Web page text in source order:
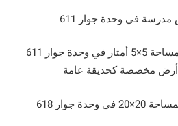
في وحدة جوار 611
إزالة ثلاثة أساسات وغرفة بمساحة 5×5 أمتار في وحدة جوار 611
أرض مخصصة كحديقة عامة
جوار 618